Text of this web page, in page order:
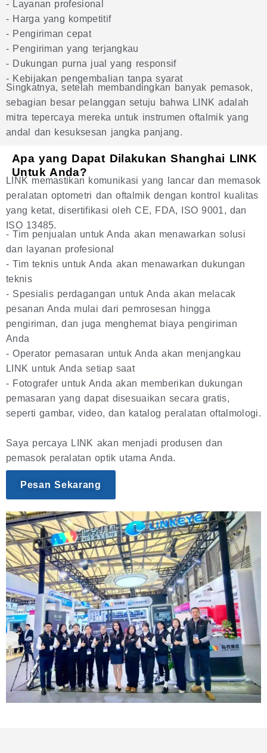
- Layanan profesional
- Harga yang kompetitif
- Pengiriman cepat
- Pengiriman yang terjangkau
- Dukungan purna jual yang responsif
- Kebijakan pengembalian tanpa syarat
Singkatnya, setelah membandingkan banyak pemasok,
sebagian besar pelanggan setuju bahwa LINK adalah
mitra tepercaya mereka untuk instrumen oftalmik yang
andal dan kesuksesan jangka panjang.
Apa yang Dapat Dilakukan Shanghai LINK
Untuk Anda?
LINK memastikan komunikasi yang lancar dan memasok
peralatan optometri dan oftalmik dengan kontrol kualitas
yang ketat, disertifikasi oleh CE, FDA, ISO 9001, dan
ISO 13485.
- Tim penjualan untuk Anda akan menawarkan solusi
dan layanan profesional
- Tim teknis untuk Anda akan menawarkan dukungan
teknis
- Spesialis perdagangan untuk Anda akan melacak
pesanan Anda mulai dari pemrosesan hingga
pengiriman, dan juga menghemat biaya pengiriman
Anda
- Operator pemasaran untuk Anda akan menjangkau
LINK untuk Anda setiap saat
- Fotografer untuk Anda akan memberikan dukungan
pemasaran yang dapat disesuaikan secara gratis,
seperti gambar, video, dan katalog peralatan oftalmologi.
Saya percaya LINK akan menjadi produsen dan
pemasok peralatan optik utama Anda.
Pesan Sekarang